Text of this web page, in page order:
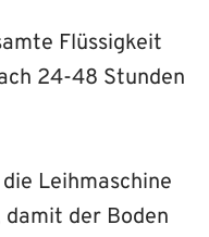
Flüssigkeit
24-48 Stunden
Leihmaschine
damit der Boden